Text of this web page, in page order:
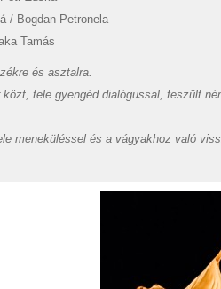
/ Bogdan Petronela
Tamás
és asztalra.
tele gyengéd dialógussal, feszült
meneküléssel és a vágyakhoz való